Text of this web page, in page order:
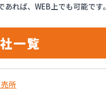
れば、WEB上でも可能です。
一覧
所